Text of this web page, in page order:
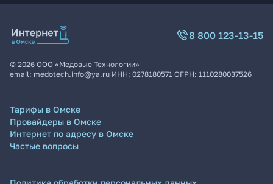
8 800 123-13-15
© 2026 ООО «Медовые Технологии»
email: medotech.info@ya.ru ИНН: 0278180571 ОГРН: 1110280037526
Тарифы в Омске
Провайдеры в Омске
Интернет по адресу в Омске
Частые вопросы